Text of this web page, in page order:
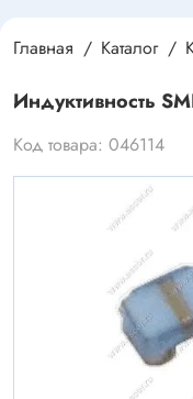
Главная Каталог
Индуктивность
Код товара: 046114